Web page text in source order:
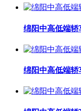
绵阳中高低端轿
绵阳中高低端轿